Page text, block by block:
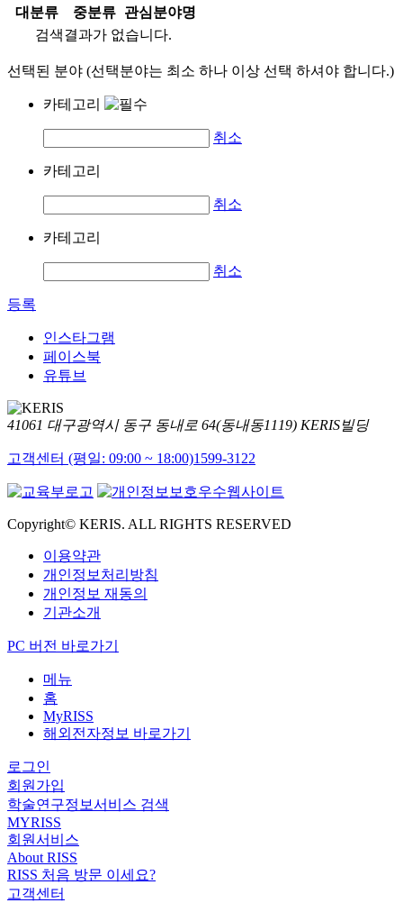
대분류
중분류
관심분야명
검색결과가 없습니다.
선택된 분야 (선택분야는 최소 하나 이상 선택 하셔야 합니다.)
카테고리
취소
카테고리
취소
카테고리
취소
등록
인스타그램
페이스북
유튜브
41061 대구광역시 동구 동내로 64(동내동1119) KERIS빌딩
고객센터 (평일: 09:00 ~ 18:00)1599-3122
Copyright© KERIS. ALL RIGHTS RESERVED
이용약관
개인정보처리방침
개인정보 재동의
기관소개
PC 버전 바로가기
메뉴
홈
MyRISS
해외전자정보 바로가기
로그인
회원가입
학술연구정보서비스 검색
MYRISS
회원서비스
About RISS
RISS 처음 방문 이세요?
고객센터